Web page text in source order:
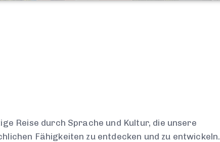
Reise durch Sprache und Kultur, die unsere
Fähigkeiten zu entdecken und zu entwickeln.